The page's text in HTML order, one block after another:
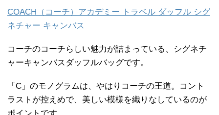
COACH（コーチ）アカデミー トラベル ダッフル シグ
ネチャー キャンバス
コーチのコーチらしい魅力が詰まっている、シグネチ
ャーキャンバスダッフルバッグです。
「C」のモノグラムは、やはりコーチの王道。コント
ラストが控えめで、美しい模様を織りなしているのが